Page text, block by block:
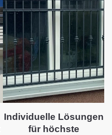
Individuelle Lösungen
für höchste